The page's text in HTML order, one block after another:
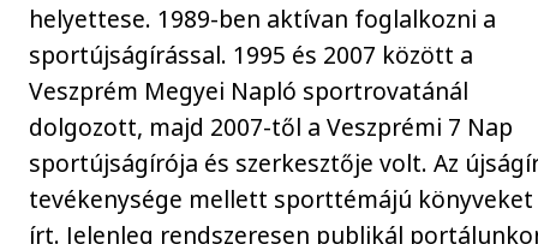
helyettese. 1989-ben aktívan foglalkozni a
sportújságírással. 1995 és 2007 között a
Veszprém Megyei Napló sportrovatánál
dolgozott, majd 2007-től a Veszprémi 7 Nap
sportújságírója és szerkesztője volt. Az
tevékenysége mellett sporttémájú könyveket
írt. Jelenleg rendszeresen publikál